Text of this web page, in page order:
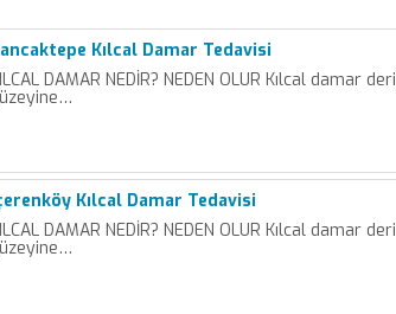
Kılcal Damar Tedavisi
DAMAR NEDİR? NEDEN OLUR Kılcal damar deri
Kılcal Damar Tedavisi
DAMAR NEDİR? NEDEN OLUR Kılcal damar deri